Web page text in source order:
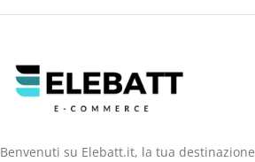
Benvenuti su Elebatt.it, la tua destinazione